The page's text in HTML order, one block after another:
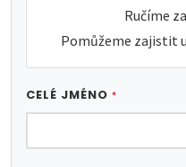
Ručíme
Pomůžeme zajistit
CELÉ JMÉNO *